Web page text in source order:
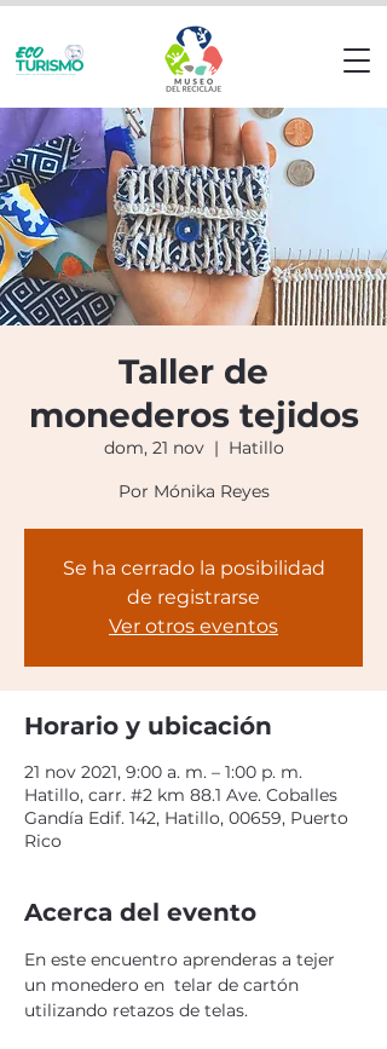
Taller de
monederos tejidos
dom, 21 nov
  |
Hatillo
Por Mónika Reyes
Se ha cerrado la posibilidad
de registrarse
Ver otros eventos
Horario y ubicación
21 nov 2021, 9:00 a. m. – 1:00 p. m.
Hatillo, carr. #2 km 88.1 Ave. Coballes
Gandía Edif. 142, Hatillo, 00659, Puerto
Rico
Acerca del evento
En este encuentro aprenderas a tejer
un monedero en  telar de cartón
utilizando retazos de telas.